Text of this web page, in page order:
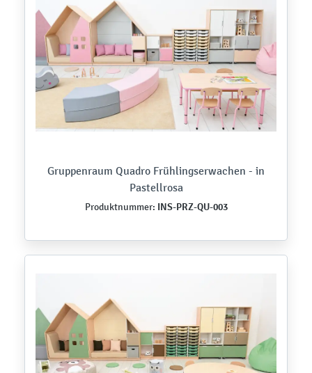
Gruppenraum Quadro Frühlingserwachen - in
Pastellrosa
Produktnummer: INS-PRZ-QU-003